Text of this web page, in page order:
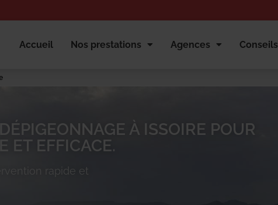
Accueil Nos prestations Agences Conseils
À ISSOIRE POUR
ET EFFICACE.
rapide et